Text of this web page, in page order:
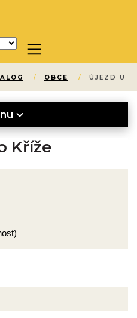
/ OBCE / ÚJEZD U
Kříže